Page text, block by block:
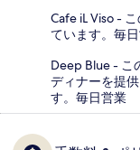
Cafe iL Viso -
ています。毎
Deep Blue - こ
ディナーを提
す。毎日営業